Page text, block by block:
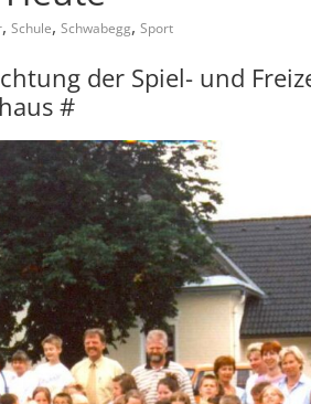
, Schule, Schwabegg, Sport
der Spiel- und
#